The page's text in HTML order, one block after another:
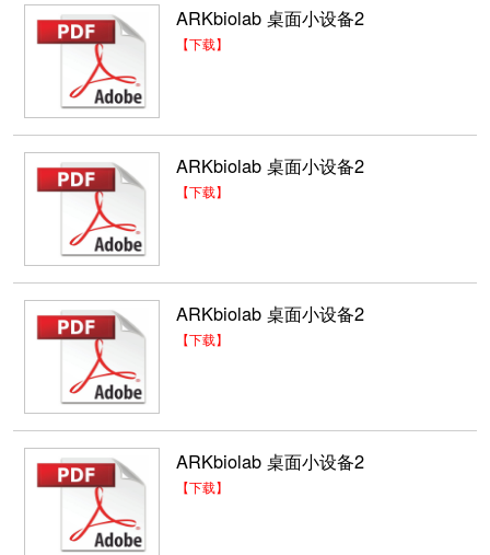
ARKbiolab 桌面小设备2
【下载】
ARKbiolab 桌面小设备2
【下载】
ARKbiolab 桌面小设备2
【下载】
ARKbiolab 桌面小设备2
【下载】